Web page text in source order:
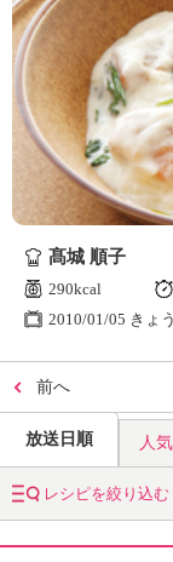
髙城 順子
290kcal
2010/01/05 きょ
前へ
放送日順 人
レシピを絞り込む